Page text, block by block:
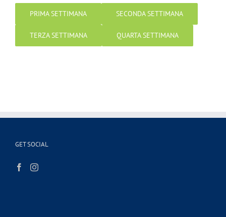
PRIMA SETTIMANA SECONDA SETTIMANA
TERZA SETTIMANA QUARTA SETTIMANA
GET SOCIAL